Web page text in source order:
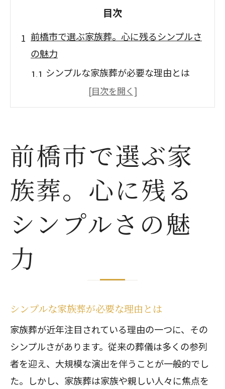
目次
前橋市で選ぶ家族葬。心に残るシンプルさ
の魅力
シンプルな家族葬が必要な理由とは
故人を偲ぶ心温まる家族葬の特徴
前橋市の家族葬で感じる安心の理由
シンプルさが際立つ前橋市の家族葬
選ばれる家族葬のシンプルなプラン
家族葬のメリット。市民葬祭の評判と選ば
れる理由
前橋市で高評価を得る家族葬の実力
心から安心できる家族葬の選び方
法
心温まるセレモニー。前橋市での家族葬の
豊かな時間
前橋市で選ぶ家
族葬。心に残る
シンプルさの魅
力
シンプルな家族葬が必要な理由とは
家族葬が近年注目されている理由の一つに、その
シンプルさがあります。従来の葬儀は多くの参列
者を迎え、大規模な演出を伴うことが一般的でし
た。しかし、家族葬は家族や親しい人々に焦点を